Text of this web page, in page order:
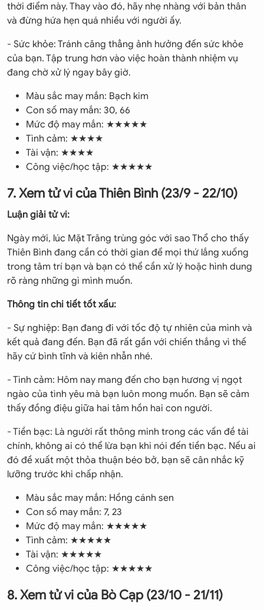
thời điểm này. Thay vào đó, hãy nhẹ nhàng với bản thân
và đừng hứa hẹn quá nhiều với người ấy.
- Sức khỏe: Tránh căng thẳng ảnh hưởng đến sức khỏe
của bạn. Tập trung hơn vào việc hoàn thành nhiệm vụ
đang chờ xử lý ngay bây giờ.
Màu sắc may mắn: Bạch kim
Con số may mắn: 30, 66
Mức độ may mắn: ★★★★★
Tình cảm: ★★★★
Tài vận: ★★★★
Công việc/học tập: ★★★★★
7. Xem tử vi của Thiên Bình (23/9 - 22/10)
Luận giải tử vi:
Ngày mới, lúc Mặt Trăng trùng góc với sao Thổ cho thấy
Thiên Bình đang cần có thời gian để mọi thứ lắng xuống
trong tâm trí bạn và bạn có thể cần xử lý hoặc hình dung
rõ ràng những gì mình muốn.
Thông tin chi tiết tốt xấu:
- Sự nghiệp: Bạn đang đi với tốc độ tự nhiên của mình và
kết quả đang đến. Bạn đã rất gần với chiến thắng vì thế
hãy cứ bình tĩnh và kiên nhẫn nhé.
- Tình cảm: Hôm nay mang đến cho bạn hương vị ngọt
ngào của tình yêu mà bạn luôn mong muốn. Bạn sẽ cảm
thấy đồng điệu giữa hai tâm hồn hai con người.
- Tiền bạc: Là người rất thông minh trong các vấn đề tài
chính, không ai có thể lừa bạn khi nói đến tiền bạc. Nếu ai
đó đề xuất một thỏa thuận béo bở, bạn sẽ cân nhắc kỹ
lưỡng trước khi chấp nhận.
Màu sắc may mắn: Hồng cánh sen
Con số may mắn: 7, 23
Mức độ may mắn: ★★★★★
Tình cảm: ★★★★★
Tài vận: ★★★★★
Công việc/học tập: ★★★★★
8. Xem tử vi của Bò Cạp (23/10 - 21/11)